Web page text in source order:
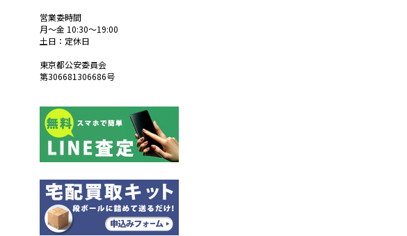
営業委時間
月～金 10:30～19:00
土日：定休日
東京都公安委員会
第306681306686号